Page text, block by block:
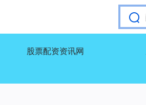
股票配资资讯网